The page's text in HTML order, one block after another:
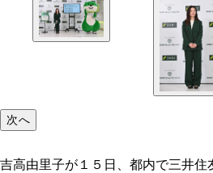
次へ
吉高由里子が１５日、都内で三井